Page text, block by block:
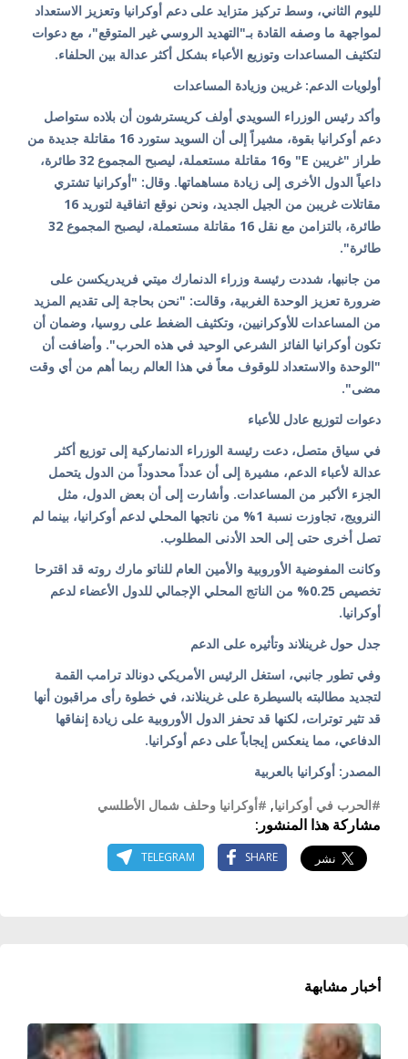
لليوم الثاني، وسط تركيز متزايد على دعم أوكرانيا وتعزيز الاستعداد
لمواجهة ما وصفه القادة بـ"التهديد الروسي غير المتوقع"، مع دعوات
لتكثيف المساعدات وتوزيع الأعباء بشكل أكثر عدالة بين الحلفاء.
أولويات الدعم: غريبن وزيادة المساعدات
وأكد رئيس الوزراء السويدي أولف كريسترشون أن بلاده ستواصل
دعم أوكرانيا بقوة، مشيراً إلى أن السويد ستورد 16 مقاتلة جديدة من
طراز "غريبن E" و16 مقاتلة مستعملة، ليصبح المجموع 32 طائرة،
داعياً الدول الأخرى إلى زيادة مساهماتها. وقال: "أوكرانيا تشتري
مقاتلات غريبن من الجيل الجديد، ونحن نوقع اتفاقية لتوريد 16
طائرة، بالتزامن مع نقل 16 مقاتلة مستعملة، ليصبح المجموع 32
طائرة".
من جانبها، شددت رئيسة وزراء الدنمارك ميتي فريدريكسن على
ضرورة تعزيز الوحدة الغربية، وقالت: "نحن بحاجة إلى تقديم المزيد
من المساعدات للأوكرانيين، وتكثيف الضغط على روسيا، وضمان أن
تكون أوكرانيا الفائز الشرعي الوحيد في هذه الحرب". وأضافت أن
"الوحدة والاستعداد للوقوف معاً في هذا العالم ربما أهم من أي وقت
مضى".
دعوات لتوزيع عادل للأعباء
في سياق متصل، دعت رئيسة الوزراء الدنماركية إلى توزيع أكثر
عدالة لأعباء الدعم، مشيرة إلى أن عدداً محدوداً من الدول يتحمل
الجزء الأكبر من المساعدات. وأشارت إلى أن بعض الدول، مثل
النرويج، تجاوزت نسبة 1% من ناتجها المحلي لدعم أوكرانيا، بينما لم
تصل أخرى حتى إلى الحد الأدنى المطلوب.
وكانت المفوضية الأوروبية والأمين العام للناتو مارك روته قد اقترحا
تخصيص 0.25% من الناتج المحلي الإجمالي للدول الأعضاء لدعم
أوكرانيا.
جدل حول غرينلاند وتأثيره على الدعم
وفي تطور جانبي، استغل الرئيس الأمريكي دونالد ترامب القمة
لتجديد مطالبته بالسيطرة على غرينلاند، في خطوة رأى مراقبون أنها
قد تثير توترات، لكنها قد تحفز الدول الأوروبية على زيادة إنفاقها
الدفاعي، مما ينعكس إيجاباً على دعم أوكرانيا.
المصدر: أوكرانيا بالعربية
#الحرب في أوكرانيا, #أوكرانيا وحلف شمال الأطلسي
مشاركة هذا المنشور:
SHARE
TELEGRAM
أخبار مشابهة